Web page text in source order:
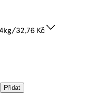
32,76 Kč
Přidat